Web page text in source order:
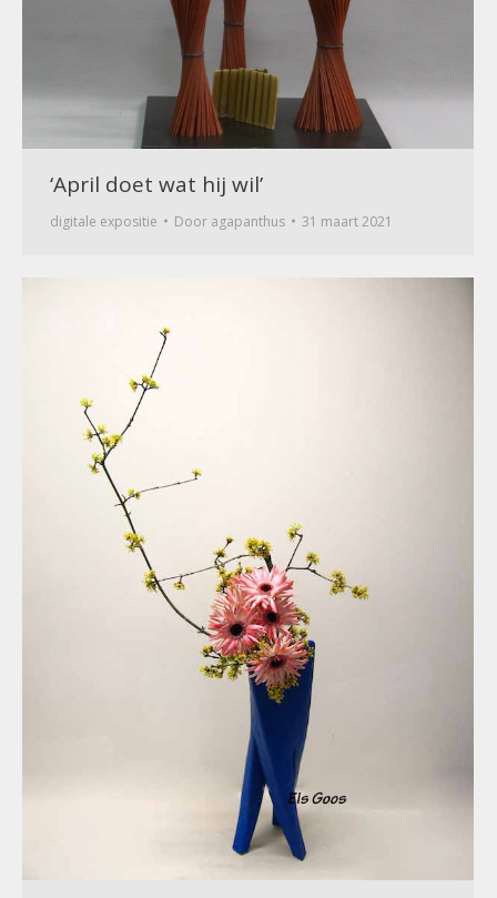
‘April doet wat hij wil’
digitale expositie Door agapanthus 31 maart 2021